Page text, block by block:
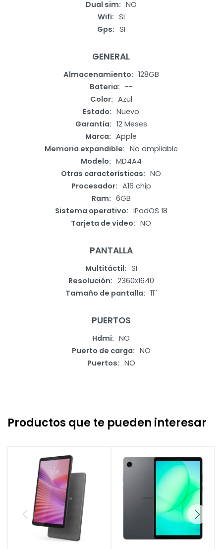
Dual sim
NO
Wifi
SI
Gps
SI
GENERAL
Almacenamiento
128GB
Bateria
--
Color
Azul
Estado
Nuevo
Garantía
12 Meses
Marca
Apple
Memoria expandible
No ampliable
Modelo
MD4A4
Otras características
NO
Procesador
A16 chip
Ram
6GB
Sistema operativo
iPadOS 18
Tarjeta de video
NO
PANTALLA
Multitáctil
SI
Resolución
2360x1640
Tamaño de pantalla
11''
PUERTOS
Hdmi
NO
Puerto de carga
NO
Puertos
NO
Productos que te pueden interesar